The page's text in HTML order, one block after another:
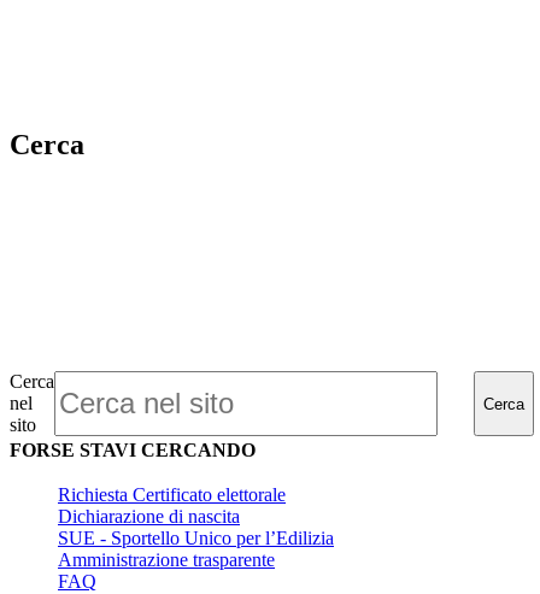
Cerca
Cerca
nel
sito
Cerca
FORSE STAVI CERCANDO
Richiesta Certificato elettorale
Dichiarazione di nascita
SUE - Sportello Unico per l’Edilizia
Amministrazione trasparente
FAQ